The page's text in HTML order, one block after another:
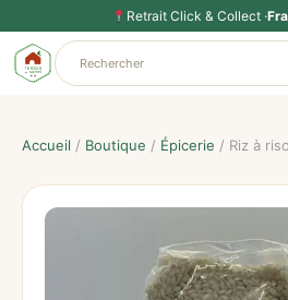
contenu
Retrait Click & Collect ·
Accueil / Boutique / Épicerie / Riz à